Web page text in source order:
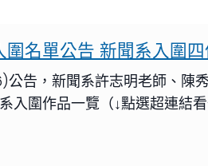
名單公告 新聞系入圍四
告，新聞系許志明老師、陳
入圍作品一覽（↓點選超連結